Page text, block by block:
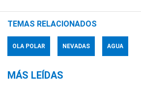
TEMAS RELACIONADOS
OLA POLAR NEVADAS AGUA
MÁS LEÍDAS